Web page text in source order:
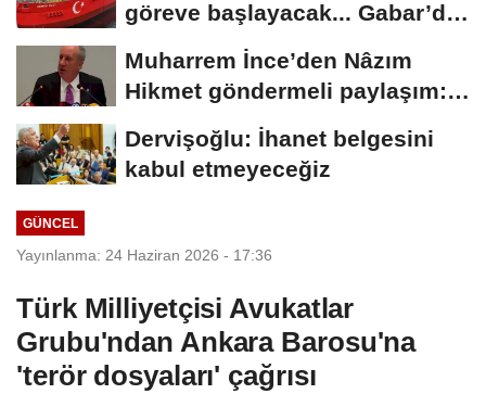
göreve başlayacak... Gabar’da
Muharrem İnce’den Nâzım
Hikmet göndermeli paylaşım:
Vatan hainliğine...
Dervişoğlu: İhanet belgesini
kabul etmeyeceğiz
GÜNCEL
Yayınlanma: 24 Haziran 2026 - 17:36
Türk Milliyetçisi Avukatlar
Grubu'ndan Ankara Barosu'na
'terör dosyaları' çağrısı